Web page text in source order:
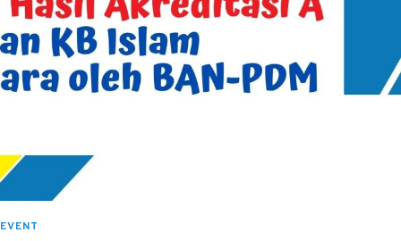
EVENT